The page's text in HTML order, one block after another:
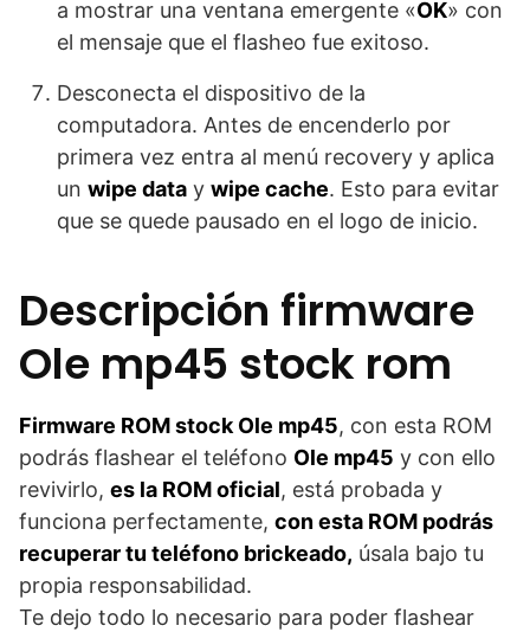
a mostrar una ventana emergente «OK» con
el mensaje que el flasheo fue exitoso.
Desconecta el dispositivo de la
computadora. Antes de encenderlo por
primera vez entra al menú recovery y aplica
un wipe data y wipe cache. Esto para evitar
que se quede pausado en el logo de inicio.
Descripción firmware
Ole mp45 stock rom
Firmware ROM stock Ole mp45, con esta ROM
podrás flashear el teléfono Ole mp45 y con ello
revivirlo, es la ROM oficial, está probada y
funciona perfectamente, con esta ROM podrás
recuperar tu teléfono brickeado, úsala bajo tu
propia responsabilidad.
Te dejo todo lo necesario para poder flashear